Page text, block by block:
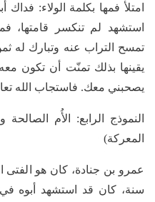
امتلأ فمها بكلمة الولاء:
استشهد لم تنكسر قامتها،
تمسح التراب عنه وتبارك له
يقينها بذلك تمنّت أن تكون
يصحبني معك. فاستجاب الله
النموذج الرابع: الأُم
المعركة)
عمرو بن جنادة، كان هو
سنة، كان قد استشهد أبوه